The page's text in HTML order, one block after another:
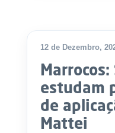
12 de Dezembro,
estudam
de
Mattei
a
e
s
i
n
o